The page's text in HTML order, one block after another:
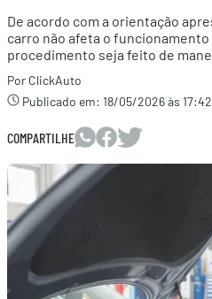
De acordo com a orientação
carro não afeta o
procedimento seja feito de
Por ClickAuto
Publicado em: 18/05/2026 às 17:42
COMPARTILHE